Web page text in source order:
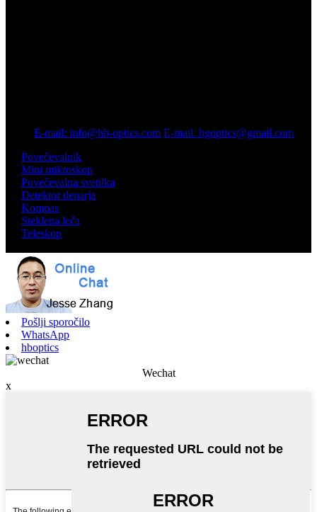
E-mail: info@hb-optics.com E-mail: hgoptics@gmail.com
Povečevalnik
Mini mikroskop
Povečevalna svetilka
Detektor denarja
Kompas
Steklena leča
Teleskop
Pošlji sporočilo
WhatsApp
hboptics
Wechat
x